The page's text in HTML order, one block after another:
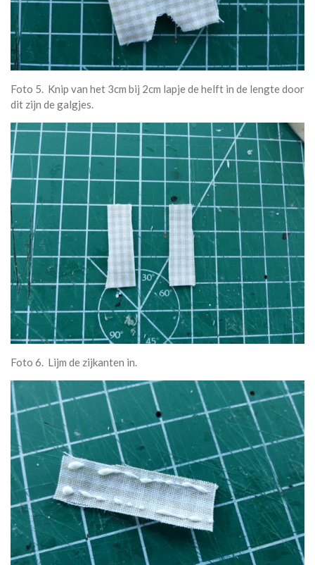
Foto 5. Knip van het 3cm bij 2cm lapje de helft in de lengte door
dit zijn de galgjes.
Foto 6. Lijm de zijkanten in.